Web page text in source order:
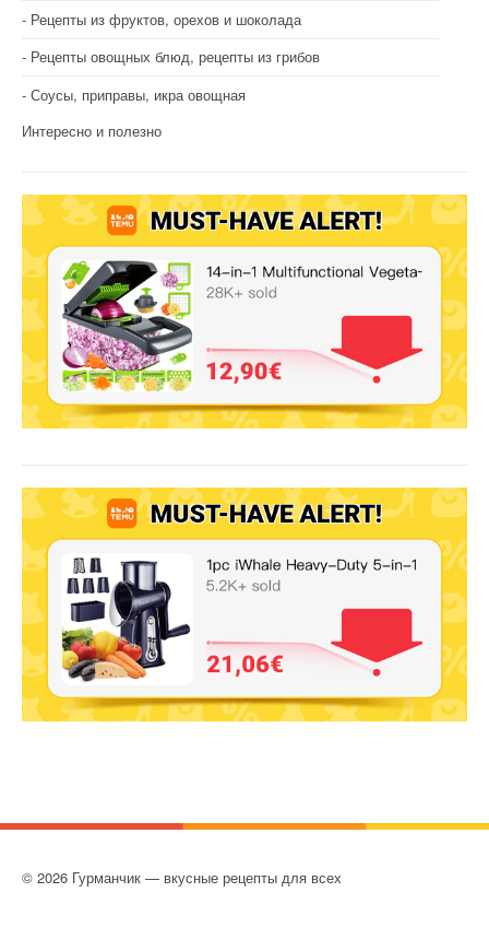
Рецепты из фруктов, орехов и шоколада
Рецепты овощных блюд, рецепты из грибов
Соусы, приправы, икра овощная
Интересно и полезно
© 2026 Гурманчик — вкусные рецепты для всех